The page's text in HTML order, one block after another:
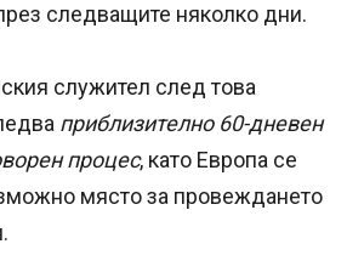
следващите няколко дни.
служител след това
приблизително 60-дневен
процес, като Европа се
място за провеждането